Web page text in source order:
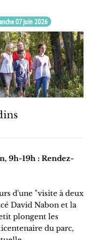
07 juin 2026
9h-19h : Rendez-
d'une "visite à deux
David Nabon et la
plongent les
du parc,